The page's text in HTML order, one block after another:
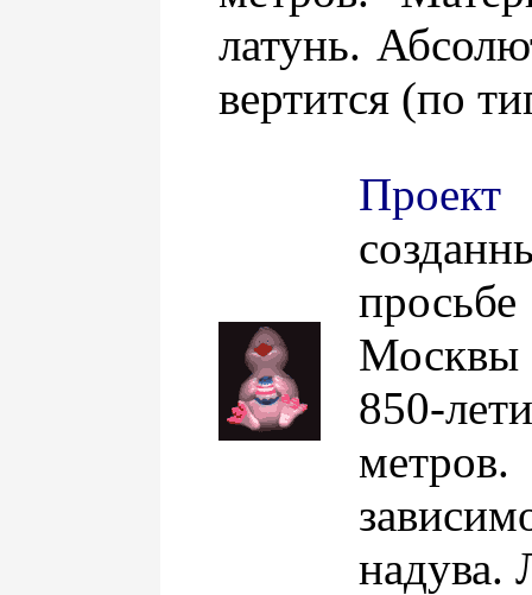
латунь.
вертится (по
Москвы
850-
надува.